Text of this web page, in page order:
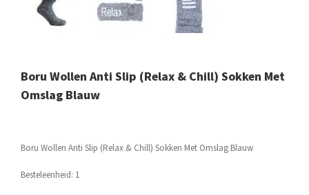
Boru Wollen Anti Slip (Relax & Chill) Sokken Met
Omslag Blauw
Boru Wollen Anti Slip (Relax & Chill) Sokken Met Omslag Blauw
Besteleenheid: 1